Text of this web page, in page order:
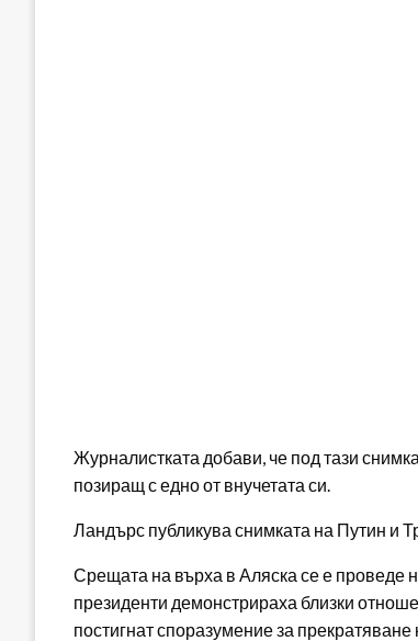
Журналистката добави, че под тази
позиращ с едно от внучетата си.
Ландърс публикува снимката на Путин и
Срещата на върха в Аляска се е проведе
президенти демонстрираха близки
постигнат споразумение за